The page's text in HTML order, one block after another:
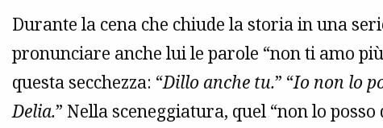
Durante la cena che chiude la storia in una
pronunciare anche lui le parole “non ti amo
questa secchezza: “Dillo anche tu.” “Io non lo
Delia.” Nella sceneggiatura, quel “non lo